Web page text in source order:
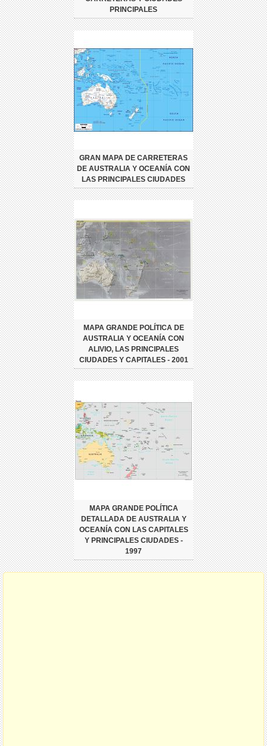
PRINCIPALES
GRAN MAPA DE CARRETERAS
DE AUSTRALIA Y OCEANÍA CON
LAS PRINCIPALES CIUDADES
MAPA GRANDE POLÍTICA DE
AUSTRALIA Y OCEANÍA CON
ALIVIO, LAS PRINCIPALES
CIUDADES Y CAPITALES - 2001
MAPA GRANDE POLÍTICA
DETALLADA DE AUSTRALIA Y
OCEANÍA CON LAS CAPITALES
Y PRINCIPALES CIUDADES -
1997